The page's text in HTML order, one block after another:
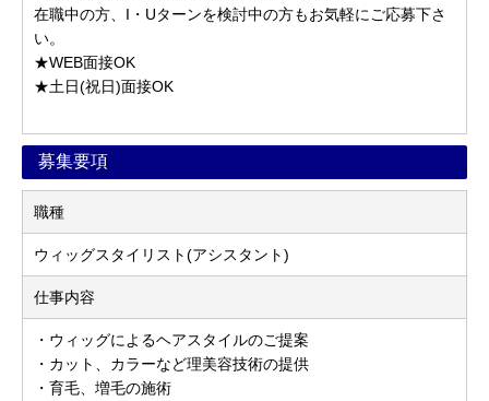
在職中の方、I・Uターンを検討中の方もお気軽にご応募下さ
い。
★WEB面接OK
★土日(祝日)面接OK
募集要項
職種
ウィッグスタイリスト(アシスタント)
仕事内容
・ウィッグによるヘアスタイルのご提案
・カット、カラーなど理美容技術の提供
・育毛、増毛の施術